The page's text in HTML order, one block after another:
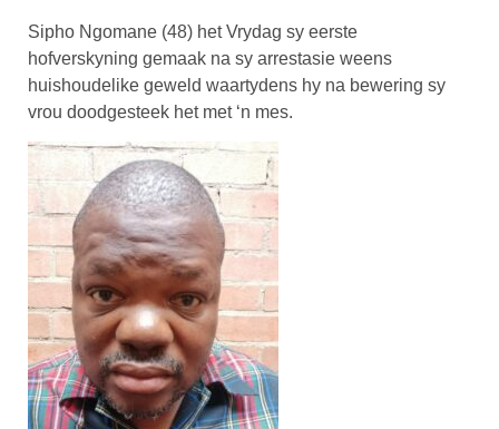
Sipho Ngomane (48) het Vrydag sy eerste
hofverskyning gemaak na sy arrestasie weens
huishoudelike geweld waartydens hy na bewering sy
vrou doodgesteek het met ‘n mes.